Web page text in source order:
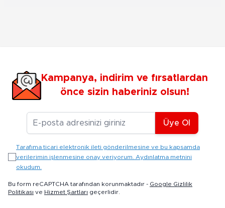
Kampanya, indirim ve fırsatlardan
önce sizin haberiniz olsun!
E-posta Adresiniz
Üye Ol
Tarafıma ticari elektronik ileti gönderilmesine ve bu kapsamda
verilerimin işlenmesine onay veriyorum. Aydınlatma metnini
okudum.
Bu form reCAPTCHA tarafından korunmaktadır - Google Gizlilik
Politikası ve Hizmet Şartları geçerlidir.